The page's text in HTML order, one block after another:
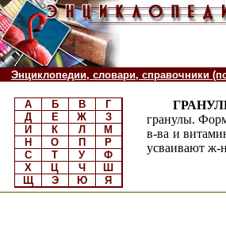
Энциклопедии, словари, справочники
А Б В
Г
Д
Е Ж
З
И
К Л
М
Н
О П
Р
С
Т У
Ф
Х
Ц Ч
Ш
Щ
Э Ю Я
гранулы.
в-ва и
усваивают ж-